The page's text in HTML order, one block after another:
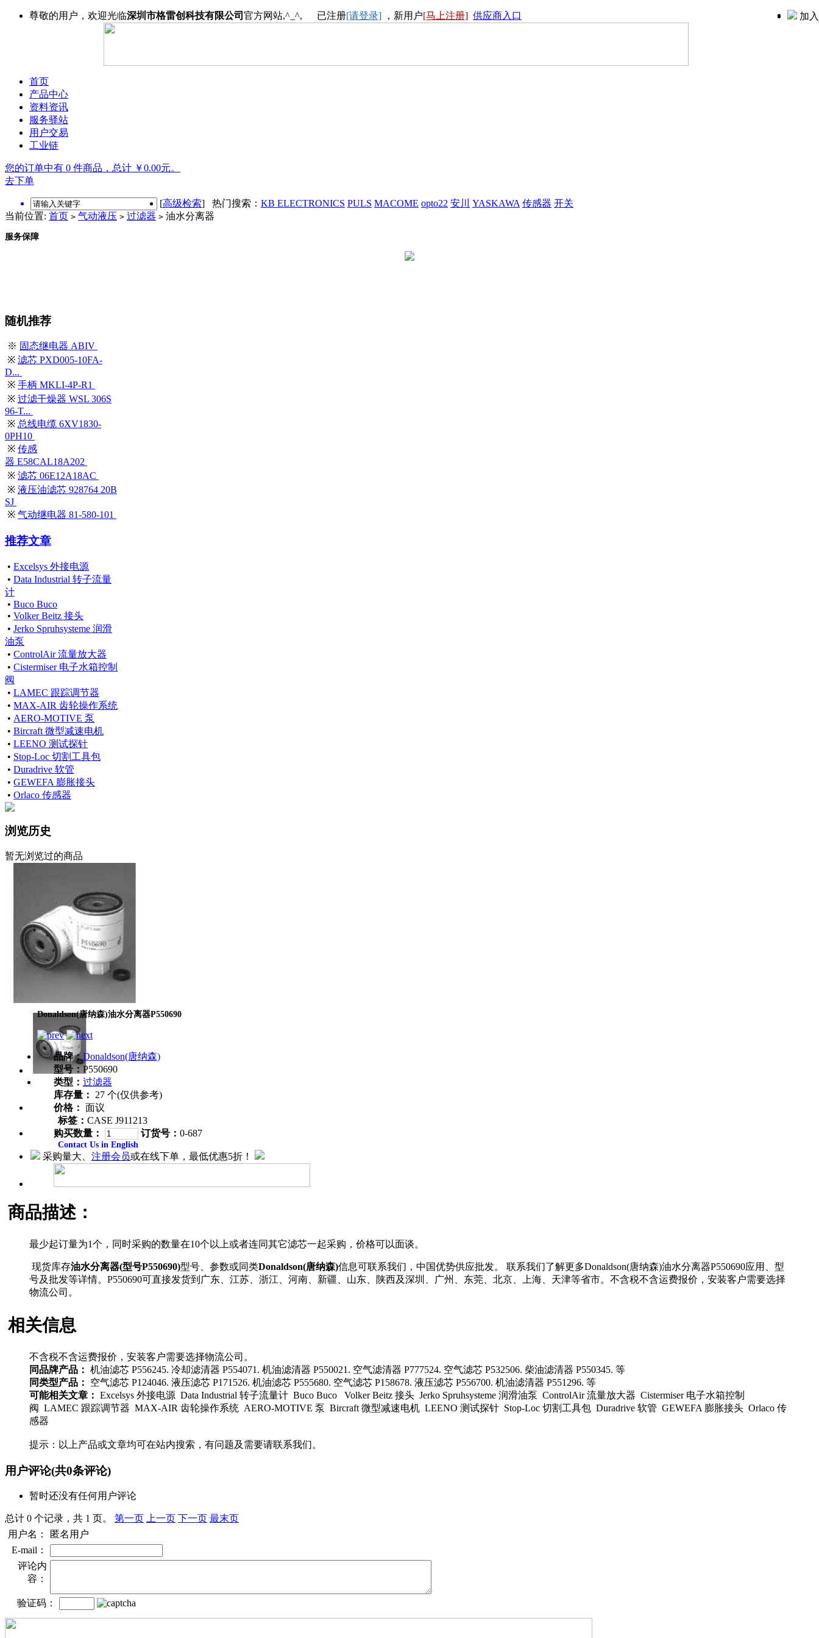
尊敬的用户，欢迎光临深圳市格雷创科技有限公司 官方网站,^_^, 已注册[请登录] ，新用户[马上注册] 供应商入口 加
首页
产品中心
资料资讯
服务驿站
用户交易
工业链
您的订单中有 0 件商品，总计 ￥0.00元。
去下单
[高级检索] 热门搜索： KB ELECTRONICS PULS MACOME opto22 安川 YASKAWA 传感器 开关
当前位置: 首页 > 气动液压 > 过滤器 > 油水分离器
服务保障
随机推荐
※ 固态继电器 ABIV
※ 滤芯 PXD005-10FA-
D...
※ 手柄 MKLI-4P-R1
※ 过滤干燥器 WSL 306S
96-T...
※ 总线电缆 6XV1830-
0PH10
※ 传感
器 E58CAL18A202
※ 滤芯 06E12A18AC
※ 液压油滤芯 928764 20B
SJ
※ 气动继电器 81-580-101
推荐文章
• Excelsys 外接电源
• Data Industrial 转子流量
计
• Buco Buco
• Volker Beitz 接头
• Jerko Spruhsysteme 润滑
油泵
• ControlAir 流量放大器
• Cistermiser 电子水箱控制
阀
• LAMEC 跟踪调节器
• MAX-AIR 齿轮操作系统
• AERO-MOTIVE 泵
• Bircraft 微型减速电机
• LEENO 测试探针
• Stop-Loc 切割工具包
• Duradrive 软管
• GEWEFA 膨胀接头
• Orlaco 传感器
浏览历史
暂无浏览过的商品
Donaldson(唐纳森)油水分离器P550690
品牌：Donaldson(唐纳森)
型号： P550690
类型： 过滤器
库存量：
27 个(仅供参考)
价格： 面议
标签： CASE J911213
购买数量：
订货号： 0-687
Contact Us in English
采购量大、 注册会员或在线下单，最低优惠5折！
商品描述：
最少起订量为1个，同时采购的数量在10个以上或者连同其它滤芯一起采购，价格可以面谈。
现货库存油水分离器(型号P550690)型号、参数或同类Donaldson(唐纳森)信息可联系我们，中国优势供应批发。 联系我们了解更多Donaldson(唐纳森)油水分离器P550690应用、型
号及批发等详情。P550690可直接发货到广东、江苏、浙江、河南、新疆、山东、陕西及深圳、广州、东莞、北京、上海、天津等省市。不含税不含运费报价，安装客户需要选择
物流公司。
相关信息
不含税不含运费报价，安装客户需要选择物流公司。
同品牌产品： 机油滤芯 P556245. 冷却滤清器 P554071. 机油滤清器 P550021. 空气滤清器 P777524. 空气滤芯 P532506. 柴油滤清器 P550345. 等
同类型产品：
空气滤芯 P124046. 液压滤芯 P171526. 机油滤芯 P555680. 空气滤芯 P158678. 液压滤芯 P556700. 机油滤清器 P551296. 等
可能相关文章： Excelsys 外接电源 Data Industrial 转子流量计 Buco Buco Volker Beitz 接头 Jerko Spruhsysteme 润滑油泵 ControlAir 流量放大器 Cistermiser 电子水箱控制
阀 LAMEC 跟踪调节器 MAX-AIR 齿轮操作系统 AERO-MOTIVE 泵 Bircraft 微型减速电机 LEENO 测试探针 Stop-Loc 切割工具包 Duradrive 软管 GEWEFA 膨胀接头 Orlaco 传
感器
提示：以上产品或文章均可在站内搜索，有问题及需要请联系我们。
用户评论(共0条评论)
暂时还没有任何用户评论
总计 0 个记录，共 1 页。 第一页 上一页 下一页 最末页
用户名：
匿名用户
E-mail：
评论内
容：
验证码：